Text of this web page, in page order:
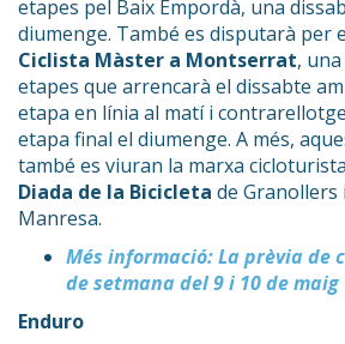
etapes pel Baix Empordà, una
diumenge. També es disputarà per
Ciclista Màster a Montserrat,
etapes que arrencarà el dissabte
etapa en línia al matí i
etapa final el diumenge. A més,
també es viuran la marxa cicloturista
Diada de la Bicicleta de Granollers
Manresa.
Més informació: La prèvia de
de setmana del 9 i 10 de maig
Enduro